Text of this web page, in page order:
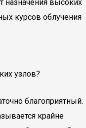
назначения высоких
курсов облучения
узлов?
благоприятный.
крайне